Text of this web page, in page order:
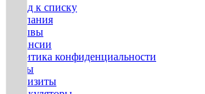
Назад к списку
Компания
Отзывы
Вакансии
Политика конфиденциальности
Госты
Реквизиты